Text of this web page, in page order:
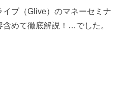
ブ（Glive）のマネーセミナ
めて徹底解説！…でした。